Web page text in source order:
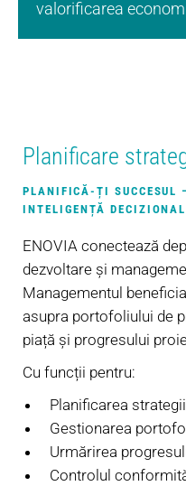
valorificarea
Planificare
PLANIFICĂ-ȚI SUCCESUL
INTELIGENȚĂ
ENOVIA conectează
dezvoltare și
Managementul
asupra portofoliului de
piață și progresului
Cu funcții pentru:
Planificarea
Gestionarea
Urmărirea
Controlul